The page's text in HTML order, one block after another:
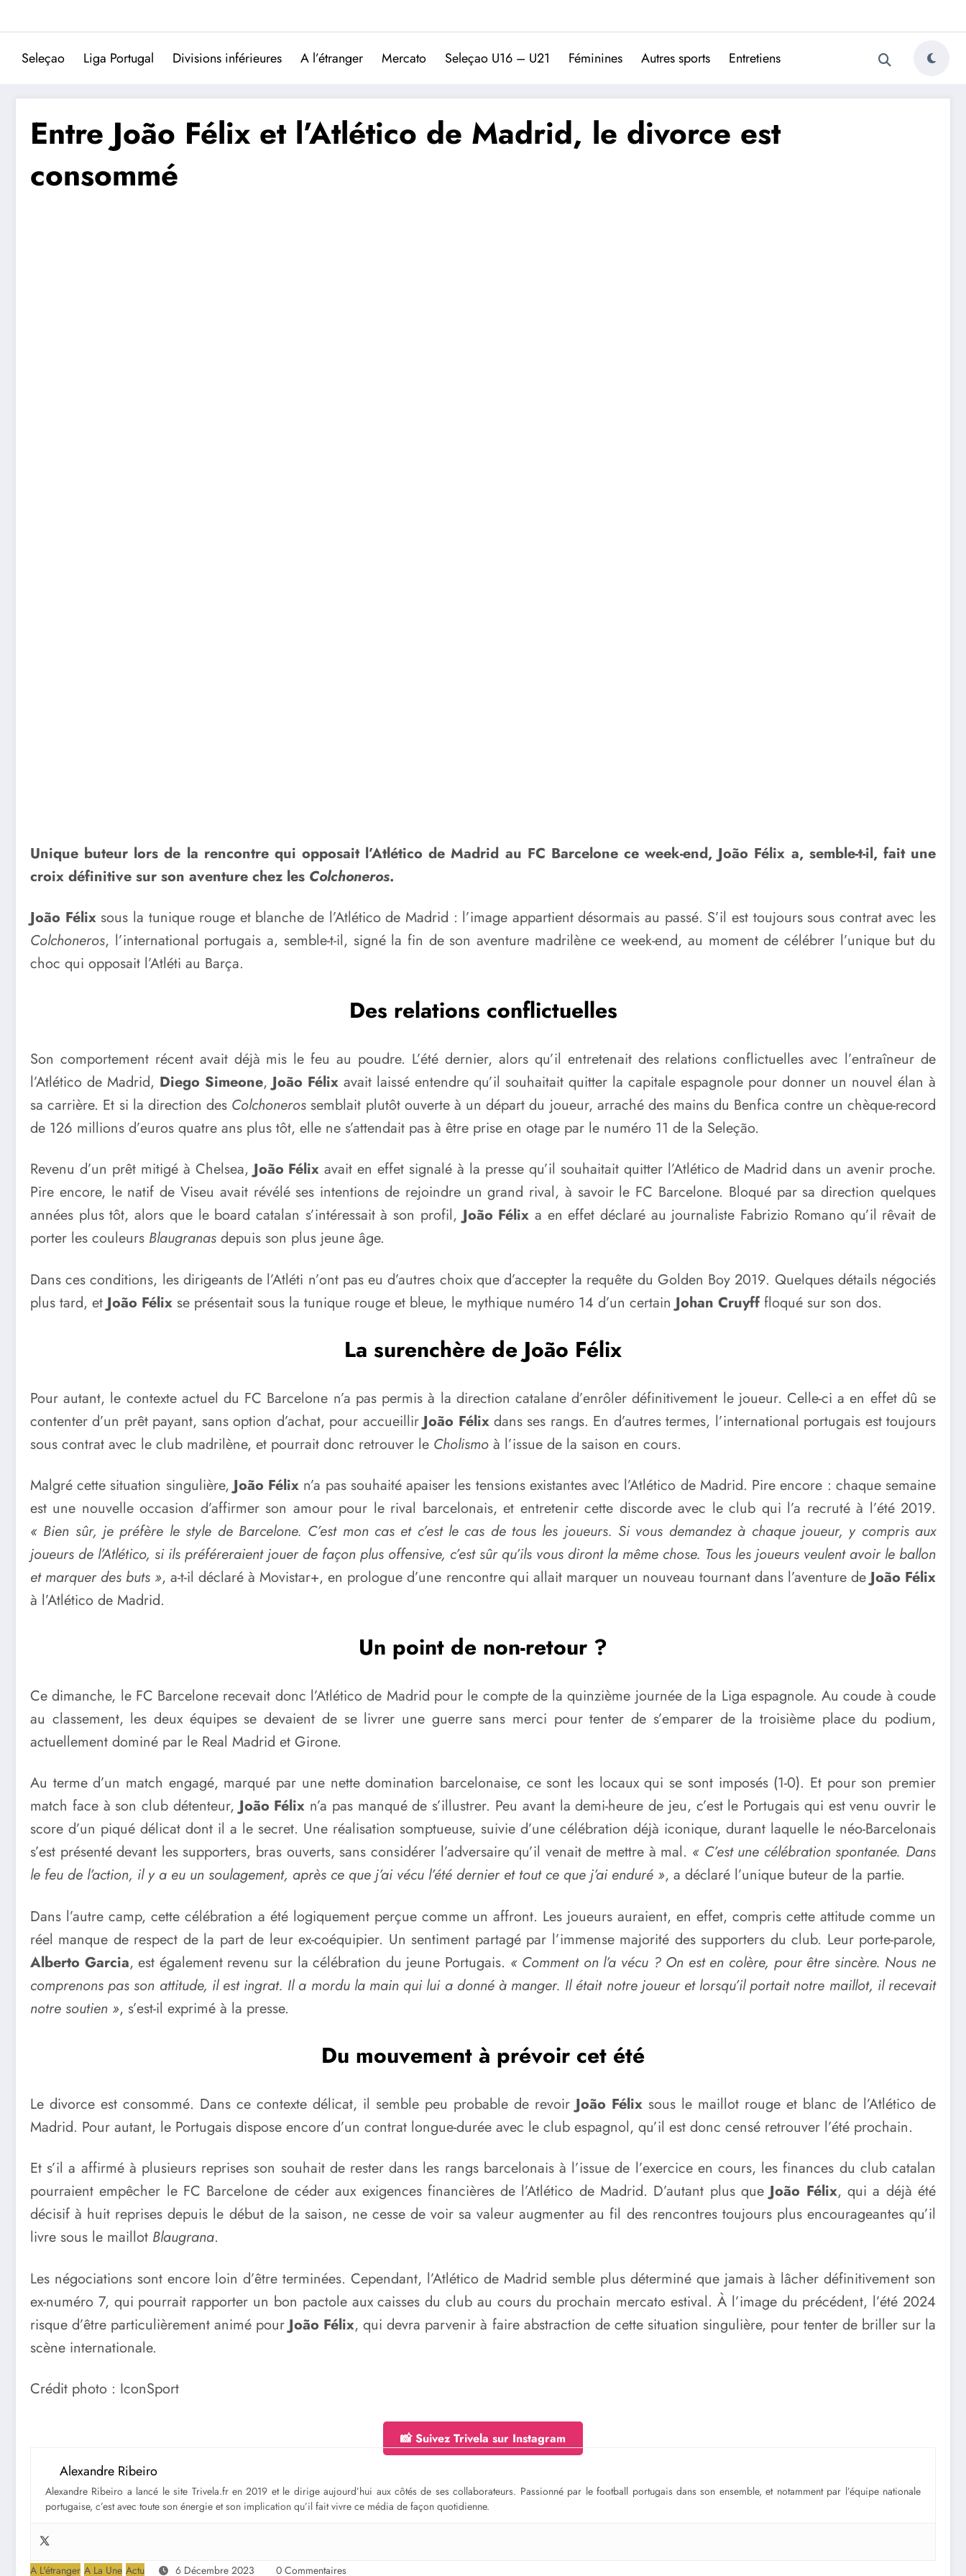
Trivela
L'actualité du football portugais
Seleçao Liga Portugal Divisions inférieures A l’étranger Mercato Seleçao U16 – U21 Féminines Autres sports Entretiens
Entre João Félix et l’Atlético de Madrid, le divorce est
consommé
Unique buteur lors de la rencontre qui opposait l’Atlético de Madrid au FC Barcelone ce week-end, João Félix a, semble-t-il, fait une
croix définitive sur son aventure chez les Colchoneros.
João Félixsous la tunique rouge et blanche de l’Atlético de Madrid : l’image appartient désormais au passé. S’il est toujours sous contrat avec les
Colchoneros, l’international portugais a, semble-t-il, signé la fin de son aventure madrilène ce week-end, au moment de célébrer l’unique but du
choc qui opposait l’Atléti au Barça.
Des relations conflictuelles
Son comportement récent avait déjà mis le feu au poudre. L’été dernier, alors qu’il entretenait des relations conflictuelles avec l’entraîneur de
l’Atlético de Madrid, Diego Simeone,João Félix avait laissé entendre qu’il souhaitait quitter la capitale espagnole pour donner un nouvel élan à
sa carrière. Et si la direction des Colchoneros semblait plutôt ouverte à un départ du joueur, arraché des mains du Benfica contre un chèque-record
de 126 millions d’euros quatre ans plus tôt, elle ne s’attendait pas à être prise en otage par le numéro 11 de la Seleção.
Revenu d’un prêt mitigé à Chelsea,João Félix avait en effet signalé à la presse qu’il souhaitait quitter l’Atlético de Madrid dans un avenir proche.
Pire encore, le natif de Viseu avait révélé ses intentions de rejoindre un grand rival, à savoir le FC Barcelone. Bloqué par sa direction quelques
années plus tôt, alors que le board catalan s’intéressait à son profil,João Félix a en effet déclaré au journaliste Fabrizio Romano qu’il rêvait de
porter les couleurs Blaugranas depuis son plus jeune âge.
Dans ces conditions, les dirigeants de l’Atléti n’ont pas eu d’autres choix que d’accepter la requête du Golden Boy 2019. Quelques détails négociés
plus tard, etJoão Félix se présentait sous la tunique rouge et bleue, le mythique numéro 14 d’un certainJohan Cruyfffloqué sur son dos.
La surenchère de João Félix
Pour autant, le contexte actuel du FC Barcelone n’a pas permis à la direction catalane d’enrôler définitivement le joueur. Celle-ci a en effet dû se
contenter d’un prêt payant, sans option d’achat, pour accueillir João Félixdans ses rangs. En d’autres termes, l’international portugais est toujours
sous contrat avec le club madrilène, et pourrait donc retrouver le Cholismo à l’issue de la saison en cours.
Malgré cette situation singulière,João Félix n’a pas souhaité apaiser les tensions existantes avec l’Atlético de Madrid. Pire encore : chaque semaine
est une nouvelle occasion d’affirmer son amour pour le rival barcelonais, et entretenir cette discorde avec le club qui l’a recruté à l’été 2019.
« Bien sûr, je préfère le style de Barcelone. C’est mon cas et c’est le cas de tous les joueurs. Si vous demandez à chaque joueur, y compris aux
joueurs de l’Atlético, si ils préféreraient jouer de façon plus offensive, c’est sûr qu’ils vous diront la même chose. Tous les joueurs veulent avoir le ballon
et marquer des buts », a-t-il déclaré à Movistar+, en prologue d’une rencontre qui allait marquer un nouveau tournant dans l’aventure deJoão Félix
à l’Atlético de Madrid.
Un point de non-retour ?
Ce dimanche, le FC Barcelone recevait donc l’Atlético de Madrid pour le compte de la quinzième journée de la Liga espagnole. Au coude à coude
au classement, les deux équipes se devaient de se livrer une guerre sans merci pour tenter de s’emparer de la troisième place du podium,
actuellement dominé par le Real Madrid et Girone.
Au terme d’un match engagé, marqué par une nette domination barcelonaise, ce sont les locaux qui se sont imposés (1-0). Et pour son premier
match face à son club détenteur,João Félix n’a pas manqué de s’illustrer. Peu avant la demi-heure de jeu, c’est le Portugais qui est venu ouvrir le
score d’un piqué délicat dont il a le secret. Une réalisation somptueuse, suivie d’une célébration déjà iconique, durant laquelle le néo-Barcelonais
s’est présenté devant les supporters, bras ouverts, sans considérer l’adversaire qu’il venait de mettre à mal. « C’est une célébration spontanée. Dans
le feu de l’action, il y a eu un soulagement, après ce que j’ai vécu l’été dernier et tout ce que j’ai enduré », a déclaré l’unique buteur de la partie.
Dans l’autre camp, cette célébration a été logiquement perçue comme un affront. Les joueurs auraient, en effet, compris cette attitude comme un
réel manque de respect de la part de leur ex-coéquipier. Un sentiment partagé par l’immense majorité des supporters du club. Leur porte-parole,
Alberto Garcia, est également revenu sur la célébration du jeune Portugais. « Comment on l’a vécu ? On est en colère, pour être sincère. Nous ne
comprenons pas son attitude, il est ingrat. Il a mordu la main qui lui a donné à manger. Il était notre joueur et lorsqu’il portait notre maillot, il recevait
notre soutien », s’est-il exprimé à la presse.
Du mouvement à prévoir cet été
Le divorce est consommé. Dans ce contexte délicat, il semble peu probable de revoir João Félix sous le maillot rouge et blanc de l’Atlético de
Madrid. Pour autant, le Portugais dispose encore d’un contrat longue-durée avec le club espagnol, qu’il est donc censé retrouver l’été prochain.
Et s’il a affirmé à plusieurs reprises son souhait de rester dans les rangs barcelonais à l’issue de l’exercice en cours, les finances du club catalan
pourraient empêcher le FC Barcelone de céder aux exigences financières de l’Atlético de Madrid. D’autant plus queJoão Félix, qui a déjà été
décisif à huit reprises depuis le début de la saison, ne cesse de voir sa valeur augmenter au fil des rencontres toujours plus encourageantes qu’il
livre sous le maillot Blaugrana.
Les négociations sont encore loin d’être terminées. Cependant, l’Atlético de Madrid semble plus déterminé que jamais à lâcher définitivement son
ex-numéro 7, qui pourrait rapporter un bon pactole aux caisses du club au cours du prochain mercato estival. À l’image du précédent, l’été 2024
risque d’être particulièrement animé pour João Félix, qui devra parvenir à faire abstraction de cette situation singulière, pour tenter de briller sur la
scène internationale.
Crédit photo : IconSport
📸 Suivez Trivela sur Instagram
Alexandre Ribeiro
Alexandre Ribeiro a lancé le site Trivela.fr en 2019 et le dirige aujourd’hui aux côtés de ses collaborateurs. Passionné par le football portugais dans son ensemble, et notamment par l’équipe nationale
portugaise, c’est avec toute son énergie et son implication qu’il fait vivre ce média de façon quotidienne.
A L'étranger A La Une Actu 6 Décembre 2023 0 Commentaires